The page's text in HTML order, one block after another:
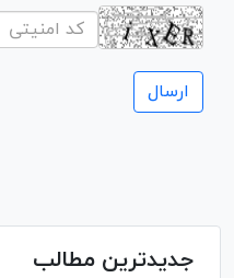
جدیدترین مطالب